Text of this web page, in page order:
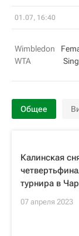
01.07, 16:40
Wimbledon
WTA
Общее
Калинская
турнира в
07 апреля 2023